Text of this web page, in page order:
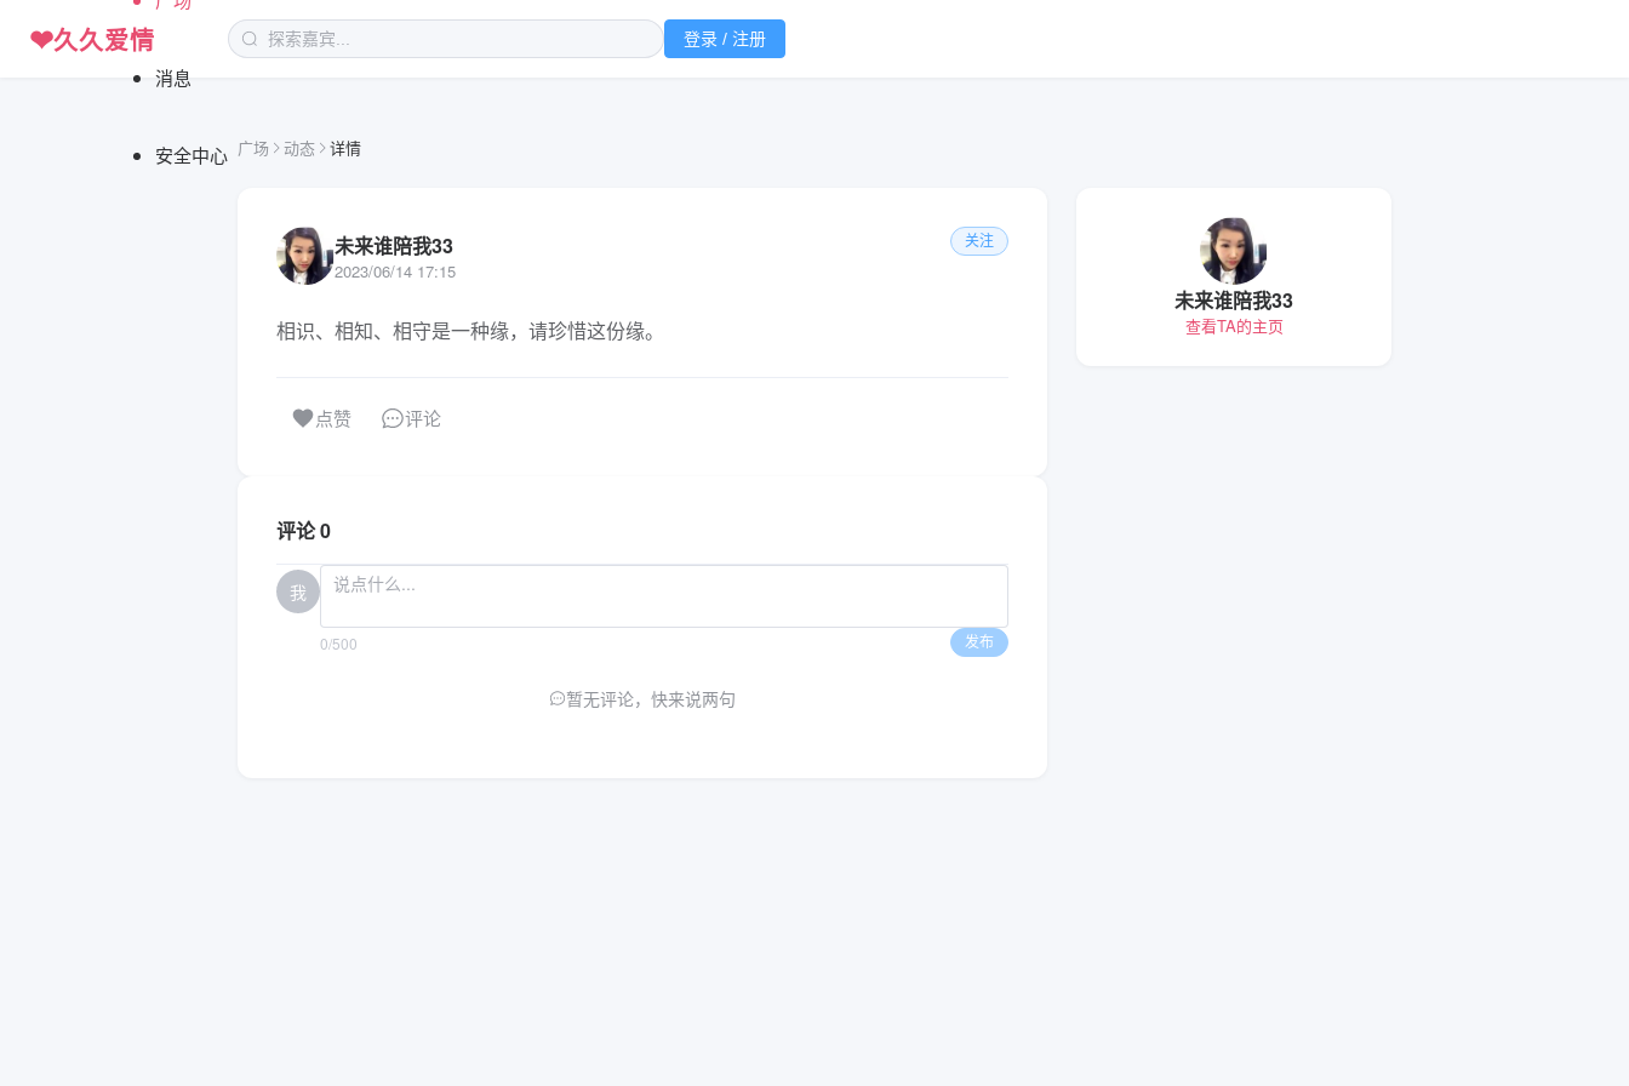
❤久久爱情
消息
安全中心
登录 / 注册
广场 动态 详情
未来谁陪我33
2023/06/14 17:15
关注
相识、相知、相守是一种缘，请珍惜这份缘。
点赞 评论
评论 0
我
0/500 发布
暂无评论，快来说两句
未来谁陪我33
查看TA的主页